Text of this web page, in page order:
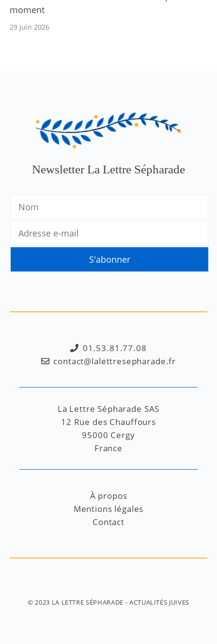
moment
29 juin 2026
Newsletter La Lettre Sépharade
01.53.81.77.08
contact@lalettresepharade.fr
La Lettre Sépharade SAS
12 Rue des Chauffours
95000 Cergy
France
À propos
Mentions légales
Contact
© 2023 LA LETTRE SÉPHARADE - ACTUALITÉS JUIVES